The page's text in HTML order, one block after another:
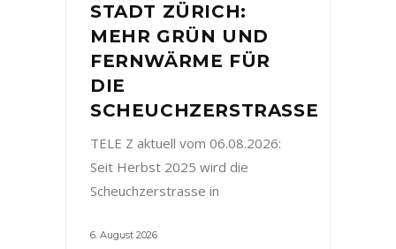
STADT ZÜRICH:
MEHR GRÜN UND
FERNWÄRME FÜR
DIE
SCHEUCHZERSTRASSE
TELE Z aktuell vom 06.08.2026:
Seit Herbst 2025 wird die
Scheuchzerstrasse in
6. August 2026